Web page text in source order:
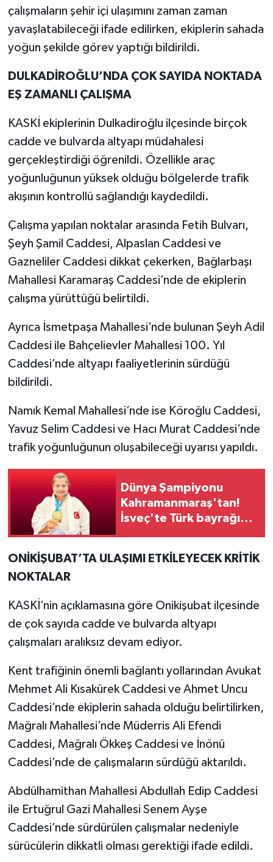
çalışmaların şehir içi ulaşımını zaman zaman
yavaşlatabileceği ifade edilirken, ekiplerin sahada
yoğun şekilde görev yaptığı bildirildi.
DULKADİROĞLU’NDA ÇOK SAYIDA NOKTADA
EŞ ZAMANLI ÇALIŞMA
KASKİ ekiplerinin Dulkadiroğlu ilçesinde birçok
cadde ve bulvarda altyapı müdahalesi
gerçekleştirdiği öğrenildi. Özellikle araç
yoğunluğunun yüksek olduğu bölgelerde trafik
akışının kontrollü sağlandığı kaydedildi.
Çalışma yapılan noktalar arasında Fetih Bulvarı,
Şeyh Şamil Caddesi, Alpaslan Caddesi ve
Gazneliler Caddesi dikkat çekerken, Bağlarbaşı
Mahallesi Karamaraş Caddesi’nde de ekiplerin
çalışma yürüttüğü belirtildi.
Ayrıca İsmetpaşa Mahallesi’nde bulunan Şeyh Adil
Caddesi ile Bahçelievler Mahallesi 100. Yıl
Caddesi’nde altyapı faaliyetlerinin sürdüğü
bildirildi.
Namık Kemal Mahallesi’nde ise Köroğlu Caddesi,
Yavuz Selim Caddesi ve Hacı Murat Caddesi’nde
trafik yoğunluğunun oluşabileceği uyarısı yapıldı.
Dünya Şampiyonu
Kahramanmaraş'tan!
İsveç'te Türk bayrağını
ONİKİŞUBAT’TA ULAŞIMI ETKİLEYECEK KRİTİK
NOKTALAR
KASKİ’nin açıklamasına göre Onikişubat ilçesinde
de çok sayıda cadde ve bulvarda altyapı
çalışmaları aralıksız devam ediyor.
Kent trafiğinin önemli bağlantı yollarından Avukat
Mehmet Ali Kısakürek Caddesi ve Ahmet Uncu
Caddesi’nde ekiplerin sahada olduğu belirtilirken,
Mağralı Mahallesi’nde Müderris Ali Efendi
Caddesi, Mağralı Ökkeş Caddesi ve İnönü
Caddesi’nde de çalışmaların sürdüğü aktarıldı.
Abdülhamithan Mahallesi Abdullah Edip Caddesi
ile Ertuğrul Gazi Mahallesi Senem Ayşe
Caddesi’nde sürdürülen çalışmalar nedeniyle
sürücülerin dikkatli olması gerektiği ifade edildi.